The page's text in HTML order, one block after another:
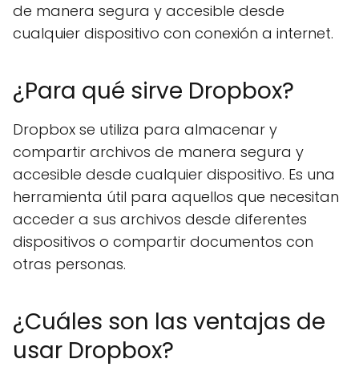
de manera segura y accesible desde
cualquier dispositivo con conexión a internet.
¿Para qué sirve Dropbox?
Dropbox se utiliza para almacenar y
compartir archivos de manera segura y
accesible desde cualquier dispositivo. Es una
herramienta útil para aquellos que necesitan
acceder a sus archivos desde diferentes
dispositivos o compartir documentos con
otras personas.
¿Cuáles son las ventajas de
usar Dropbox?